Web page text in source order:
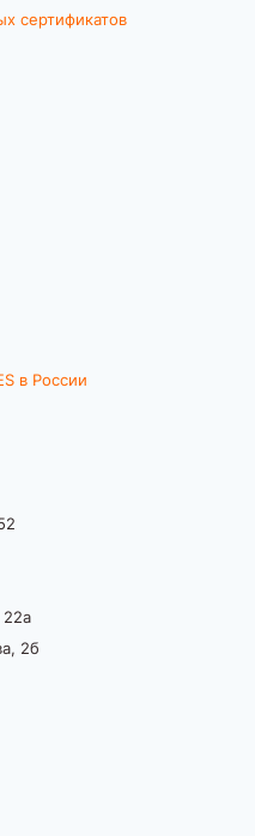
сертификатов
в России
22а
2б